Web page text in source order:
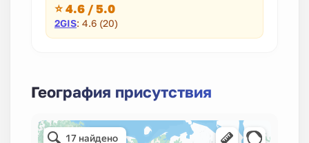
⭐ 4.6 / 5.0
2GIS: 4.6 (20)
География присутствия